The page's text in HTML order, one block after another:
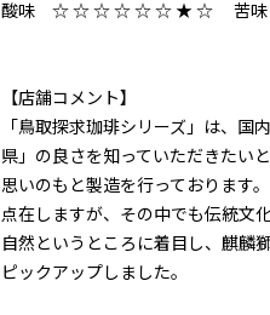
酸味 ☆ ☆ ☆ ☆ ☆ ☆ ★ ☆ 苦味
【店舗コメント】
「鳥取探求珈琲シリーズ」は、国
県」の良さを知っていただきたい
思いのもと製造を行っております
点在しますが、その中でも伝統文
自然というところに着目し、麒麟
ピックアップしました。